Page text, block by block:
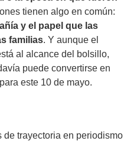
tienen algo en común:
y el papel que las
familias. Y aunque el
al alcance del bolsillo,
puede convertirse en
este 10 de mayo.
de trayectoria en periodismo